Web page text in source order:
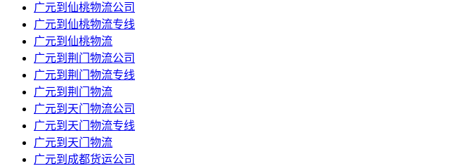
​广元到仙桃物流公司
​广元到仙桃物流专线
​广元到仙桃物流
​广元到荆门物流公司
​广元到荆门物流专线
​广元到荆门物流
​广元到天门物流公司
​广元到天门物流专线
​广元到天门物流
广元到成都货运公司